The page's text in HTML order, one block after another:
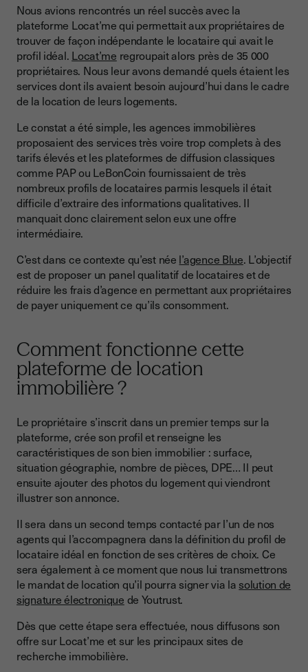
Nous avions rencontrés un réel succès avec la
plateforme Locat’me qui permettait aux propriétaires de
trouver de façon indépendante le locataire qui avait le
profil idéal. Locat’me regroupait alors près de 35 000
propriétaires. Nous leur avons demandé quels étaient les
services dont ils avaient besoin aujourd’hui dans le cadre
de la location de leurs logements.
Le constat a été simple, les agences immobilières
proposaient des services très voire trop complets à des
tarifs élevés et les plateformes de diffusion classiques
comme PAP ou LeBonCoin fournissaient de très
nombreux profils de locataires parmis lesquels il était
difficile d’extraire des informations qualitatives. Il
manquait donc clairement selon eux une offre
intermédiaire.
C’est dans ce contexte qu’est née l’agence Blue. L’objectif
est de proposer un panel qualitatif de locataires et de
réduire les frais d’agence en permettant aux propriétaires
de payer uniquement ce qu’ils consomment.
Comment fonctionne cette
plateforme de location
immobilière ?
Le propriétaire s’inscrit dans un premier temps sur la
plateforme, crée son profil et renseigne les
caractéristiques de son bien immobilier : surface,
situation géographie, nombre de pièces, DPE… Il peut
ensuite ajouter des photos du logement qui viendront
illustrer son annonce.
Il sera dans un second temps contacté par l’un de nos
agents qui l’accompagnera dans la définition du profil de
locataire idéal en fonction de ses critères de choix. Ce
sera également à ce moment que nous lui transmettrons
le mandat de location qu’il pourra signer via la solution de
signature électronique de Youtrust.
Dès que cette étape sera effectuée, nous diffusons son
offre sur Locat’me et sur les principaux sites de
recherche immobilière.